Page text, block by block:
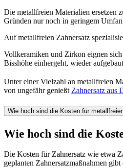
Die metallfreien Materialien ersetzen
Gründen nur noch in geringem
Auf metallfreien Zahnersatz
Vollkeramiken und Zirkon eignen
Bisshöhe einhergeht, wieder
Unter einer Vielzahl an metallfreien
von ungefähr genießt Zahnersatz aus
Wie hoch sind die Kosten für
Wie hoch sind die
Die Kosten für Zahnersatz wie etwa
geplanten Zahnersatzmaßnahmen gibt